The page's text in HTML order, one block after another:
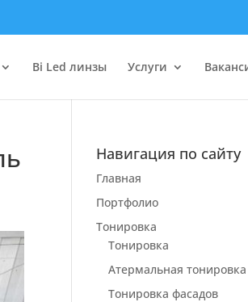
Bi Led линзы Услуги
Навигация по сайту
Главная
Портфолио
Тонировка
Тонировка
Атермальная тонировка
Тонировка фасадов